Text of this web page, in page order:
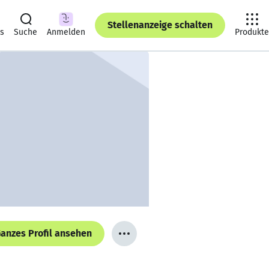
Suche Anmelden
Stellenanzeige schalten
Produkte
Profil ansehen